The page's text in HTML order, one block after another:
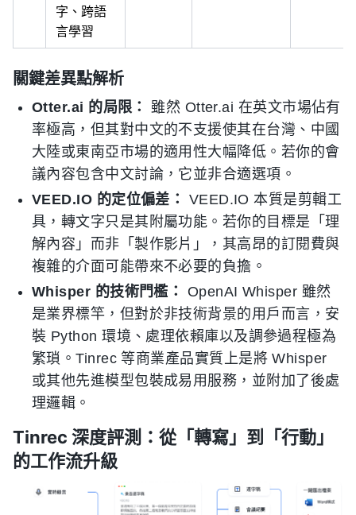
字、跨語
言學習
關鍵差異點解析
Otter.ai 的局限：
雖然 Otter.ai 在英文市場佔有
率極高，但其對中文的不支援使其在台灣、中國
大陸或東南亞市場的適用性大幅降低。若你的會
議內容包含中文討論，它並非合適選項。
VEED.IO 的定位偏差：
VEED.IO 本質是剪輯工
具，轉文字只是其附屬功能。若你的目標是「理
解內容」而非「製作影片」，其高昂的訂閱費與
複雜的介面可能帶來不必要的負擔。
Whisper 的技術門檻：
OpenAI Whisper 雖然
是業界標竿，但對於非技術背景的用戶而言，安
裝 Python 環境、處理依賴庫以及調參過程極為
繁瑣。Tinrec 等商業產品實質上是將 Whisper
或其他先進模型包裝成易用服務，並附加了後處
理邏輯。
Tinrec 深度評測：從「轉寫」到「行動」
的工作流升級